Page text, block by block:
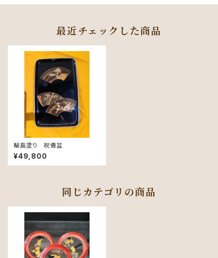
最近チェックした商品
輪島塗り 祝儀盆
¥49,800
同じカテゴリの商品